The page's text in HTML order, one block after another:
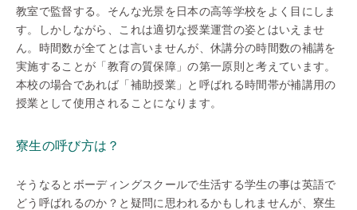
教室で監督する。そんな光景を日本の高等学校をよく目にしま
す。しかしながら、これは適切な授業運営の姿とはいえませ
ん。時間数が全てとは言いませんが、休講分の時間数の補講を
実施することが「教育の質保障」の第一原則と考えています。
本校の場合であれば「補助授業」と呼ばれる時間帯が補講用の
授業として使用されることになります。
寮生の呼び方は？
そうなるとボーディングスクールで生活する学生の事は英語で
どう呼ばれるのか？と疑問に思われるかもしれませんが、寮生